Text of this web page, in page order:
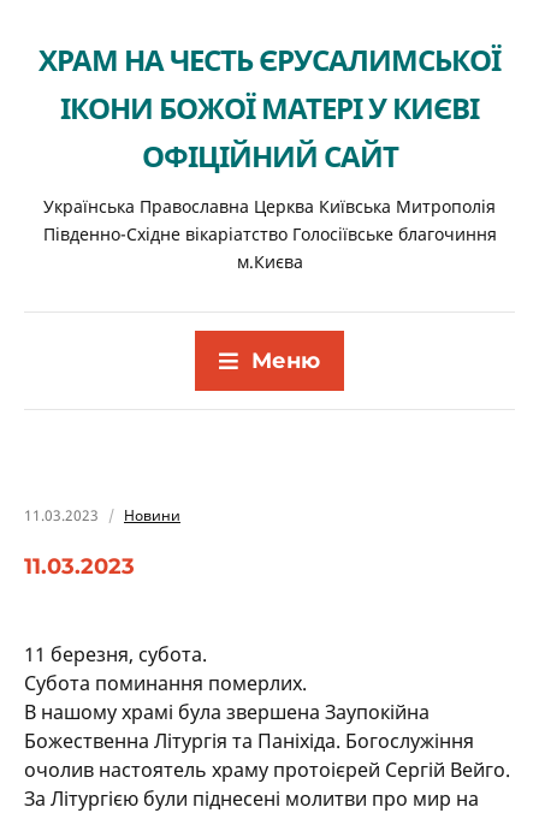
ХРАМ НА ЧЕСТЬ ЄРУСАЛИМСЬКОЇ
ІКОНИ БОЖОЇ МАТЕРІ У КИЄВІ
ОФІЦІЙНИЙ САЙТ
Українська Православна Церква Київська Митрополія
Південно-Східне вікаріатство Голосіївське благочиння
м.Києва
Меню
11.03.2023 Новини
11.03.2023
11 березня, субота.
Субота поминання померлих.
В нашому храмі була звершена Заупокійна
Божественна Літургія та Паніхіда. Богослужіння
очолив настоятель храму протоієрей Сергій Вейго.
За Літургією були піднесені молитви про мир на